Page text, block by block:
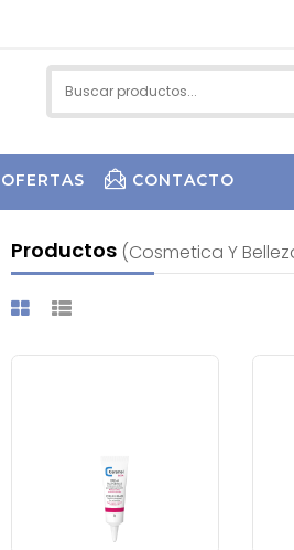
OFERTAS CONTACTO
Productos (cosmetica Y